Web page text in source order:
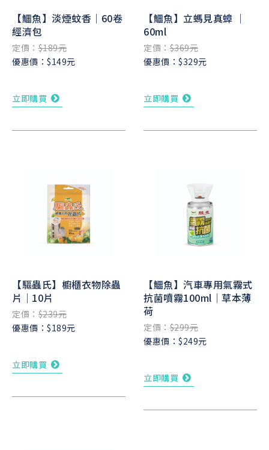
【鱷魚】淡煙蚊香｜60卷
經濟包
定價：$189元
優惠價：$149元
立即購買
【鱷魚】立螞見真蟑 ｜
60ml
定價：$369元
優惠價：$329元
立即購買
【驅蟲氏】櫥櫃衣物除蟲
片｜10片
定價：$239元
優惠價：$189元
立即購買
【鱷魚】汽車專用氣霧式
抗菌噴霧100ml｜草本薄
荷
定價：$299元
優惠價：$249元
立即購買